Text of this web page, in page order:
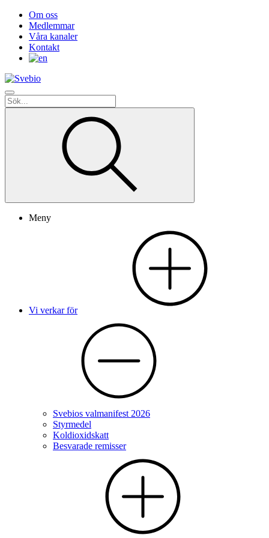
Om oss
Medlemmar
Våra kanaler
Kontakt
Meny
Vi verkar för
Svebios valmanifest 2026
Styrmedel
Koldioxidskatt
Besvarade remisser